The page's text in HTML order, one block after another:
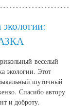
веселый
экологии. Этот
шуточный
Спасибо автору
и доброту.